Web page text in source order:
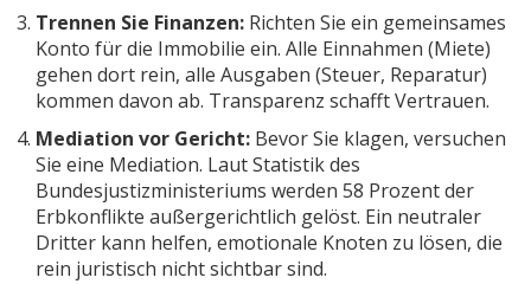
Trennen Sie Finanzen: Richten Sie ein gemeinsames
Konto für die Immobilie ein. Alle Einnahmen (Miete)
gehen dort rein, alle Ausgaben (Steuer, Reparatur)
kommen davon ab. Transparenz schafft Vertrauen.
Mediation vor Gericht: Bevor Sie klagen, versuchen
Sie eine Mediation. Laut Statistik des
Bundesjustizministeriums werden 58 Prozent der
Erbkonflikte außergerichtlich gelöst. Ein neutraler
Dritter kann helfen, emotionale Knoten zu lösen, die
rein juristisch nicht sichtbar sind.